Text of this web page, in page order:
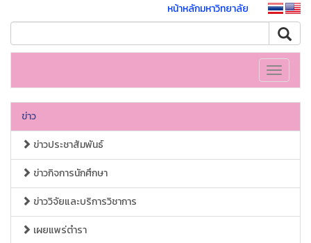
หน้าหลักมหาวิทยาลัย
Toggle
ข่าว
ข่าวประชาสัมพันธ์
ข่าวกิจการนักศึกษา
ข่าววิจัยและบริการวิชาการ
เผยแพร่ตำรา